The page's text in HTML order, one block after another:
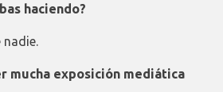
haciendo?
nadie.
mucha exposición mediática